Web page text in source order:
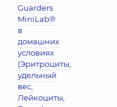
Guarders
MiniLab®
в
домашних
условиях
(Эритроциты,
удельный
вес,
Лейкоциты,